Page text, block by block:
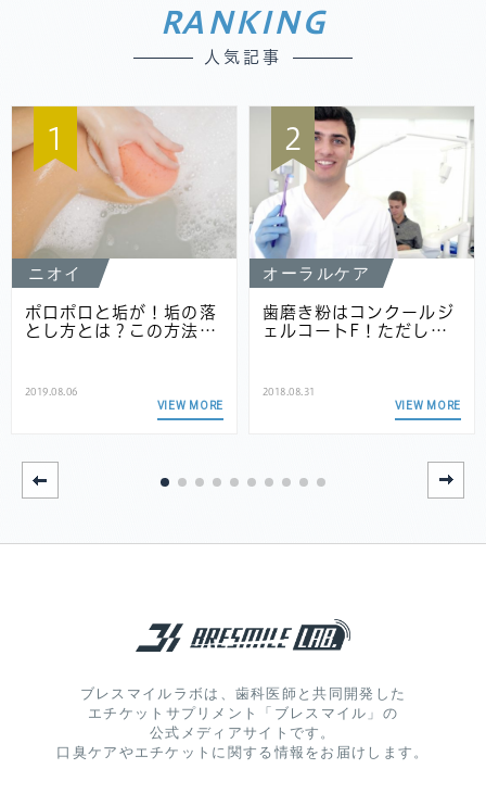
RANKING
人気記事
1
ニオイ
ポロポロと垢が！垢の落
とし方とは？この方法…
2019.08.06
VIEW MORE
2
オーラルケア
歯磨き粉はコンクールジ
ェルコートF！ただし…
2018.08.31
VIEW MORE
ブレスマイルラボは、歯科医師と共同開発した
エチケットサプリメント「ブレスマイル」の
公式メディアサイトです。
口臭ケアやエチケットに関する情報をお届けします。